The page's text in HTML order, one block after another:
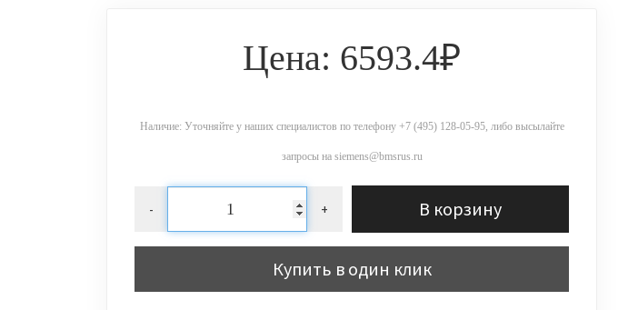
Цена: 6593.4₽
Наличие: Уточняйте у наших специалистов по телефону +7 (495) 128-05-95, либо высылайте
запросы на siemens@bmsrus.ru
- + В корзину
Купить в один клик